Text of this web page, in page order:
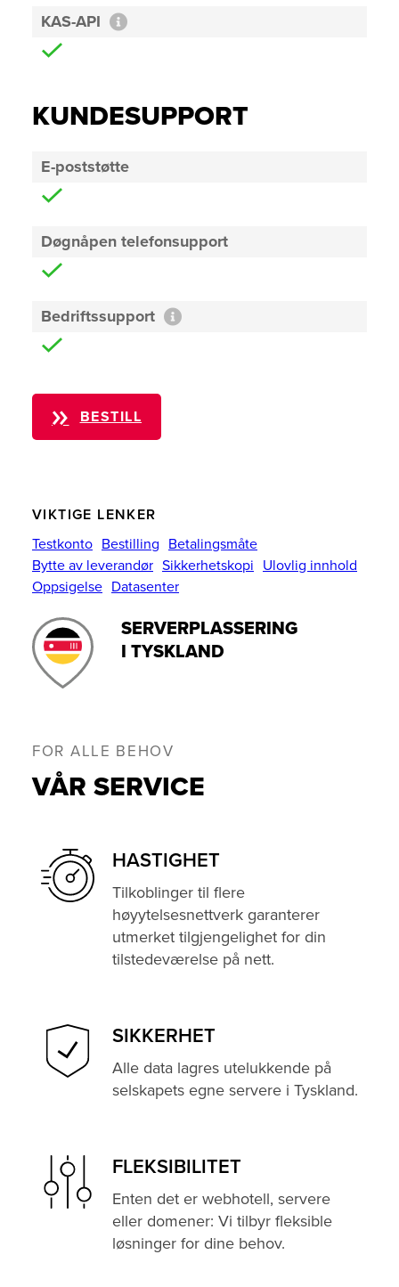
KAS-API
KUNDESUPPORT
E-poststøtte
Døgnåpen telefonsupport
Bedriftssupport
BESTILL
VIKTIGE LENKER
Testkonto Bestilling Betalingsmåte
Bytte av leverandør Sikkerhetskopi Ulovlig innhold
Oppsigelse Datasenter
SERVERPLASSERING
I TYSKLAND
FOR ALLE BEHOV
VÅR SERVICE
HASTIGHET
Tilkoblinger til flere
høyytelsesnettverk garanterer
utmerket tilgjengelighet for din
tilstedeværelse på nett.
SIKKERHET
Alle data lagres utelukkende på
selskapets egne servere i Tyskland.
FLEKSIBILITET
Enten det er webhotell, servere
eller domener: Vi tilbyr fleksible
løsninger for dine behov.